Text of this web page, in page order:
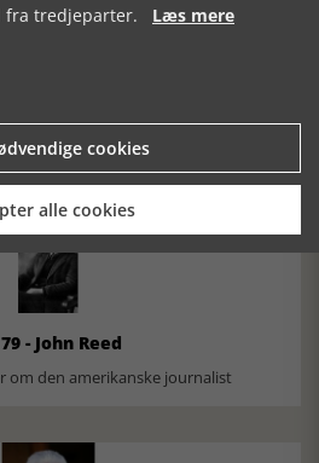
- John Reed
den amerikanske journalist
fra tredjeparter. Læs mere
cookies
alle cookies